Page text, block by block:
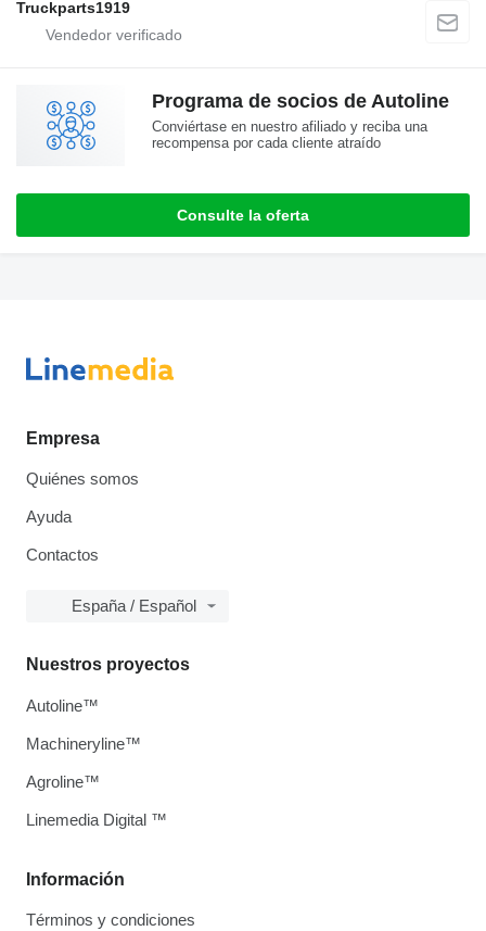
Truckparts1919
Programa de socios de Autoline
Conviértase en nuestro afiliado y reciba una
recompensa por cada cliente atraído
Consulte la oferta
Empresa
Quiénes somos
Ayuda
Contactos
España / Español
Información
Términos y condiciones
Nuestros proyectos
Autoline™
Machineryline™
Agroline™
Linemedia Digital ™